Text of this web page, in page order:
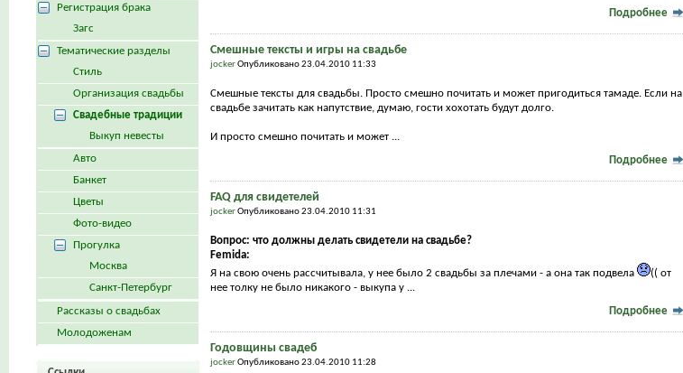
Подробнее
Смешные тексты и игры на свадьбе
jockerОпубликовано 23.04.2010 11:33
Смешные тексты для свадьбы. Просто смешно почитать и может пригодиться тамаде. Если на
свадьбе зачитать как напутствие, думаю, гости хохотать будут долго.
И просто смешно почитать и может ...
Подробнее
FAQ для свидетелей
jockerОпубликовано 23.04.2010 11:31
Вопрос: что должны делать свидетели на свадьбе?
Femida:
Я на свою очень рассчитывала, у нее было 2 свадьбы за плечами - а она так подвела
(( от
нее толку не было никакого - выкупа у ...
Подробнее
Годовщины свадеб
jockerОпубликовано 23.04.2010 11:28
Регистрация брака
Загс
Тематические разделы
Стиль
Организация свадьбы
Свадебные традиции
Выкуп невесты
Авто
Банкет
Цветы
Фото-видео
Прогулка
Москва
Санкт-Петербург
Рассказы о свадьбах
Молодоженам